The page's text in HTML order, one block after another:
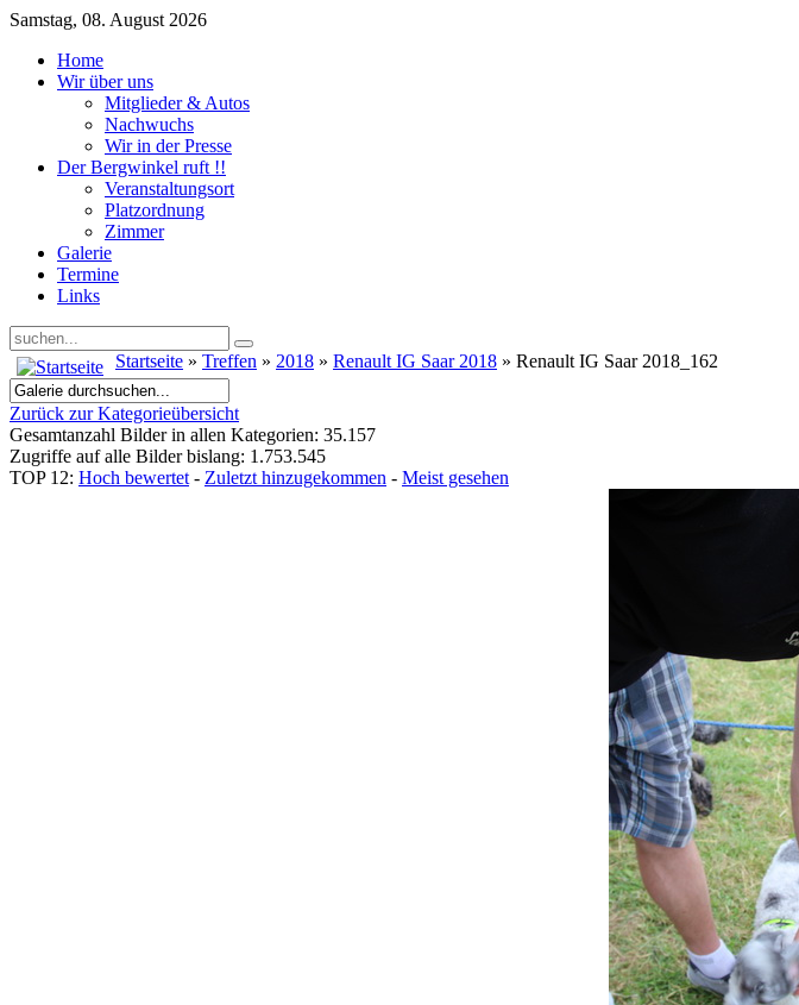
Samstag, 08. August 2026
Home
Wir über uns
Mitglieder & Autos
Nachwuchs
Wir in der Presse
Der Bergwinkel ruft !!
Veranstaltungsort
Platzordnung
Zimmer
Galerie
Termine
Links
Startseite » Treffen » 2018 » Renault IG Saar 2018 » Renault IG Saar 2018_162
Zurück zur Kategorieübersicht
Gesamtanzahl Bilder in allen Kategorien: 35.157
Zugriffe auf alle Bilder bislang: 1.753.545
TOP 12: Hoch bewertet - Zuletzt hinzugekommen - Meist gesehen